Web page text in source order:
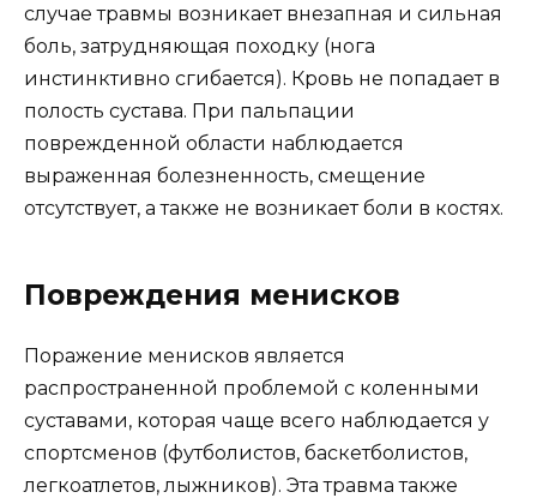
случае травмы возникает внезапная и сильная
боль, затрудняющая походку (нога
инстинктивно сгибается). Кровь не попадает в
полость сустава. При пальпации
поврежденной области наблюдается
выраженная болезненность, смещение
отсутствует, а также не возникает боли в костях.
Повреждения менисков
Поражение менисков является
распространенной проблемой с коленными
суставами, которая чаще всего наблюдается у
спортсменов (футболистов, баскетболистов,
легкоатлетов, лыжников). Эта травма также